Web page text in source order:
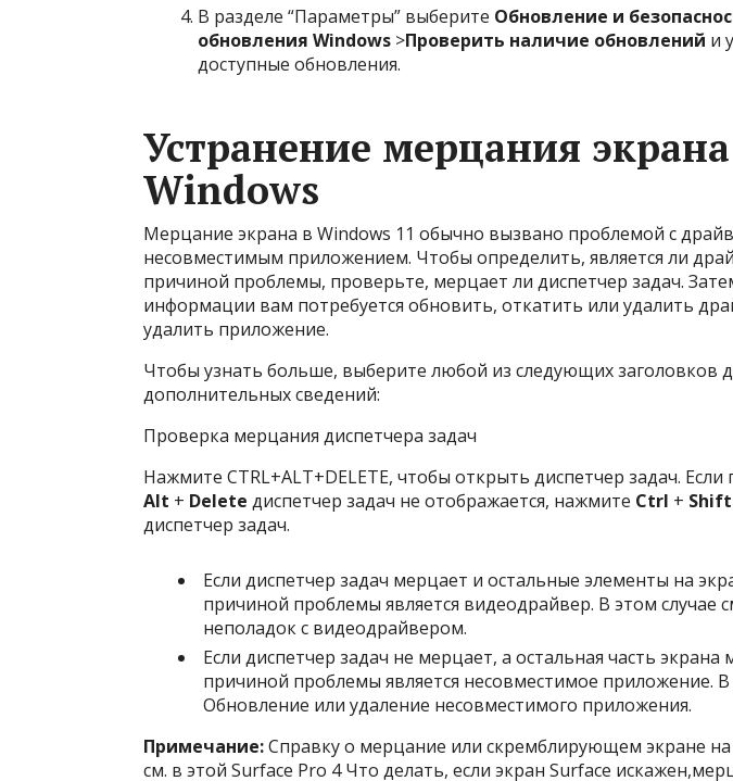
В разделе “Параметры” выберите Обновление и
обновления Windows >Проверить наличие обновлений и
доступные обновления.
Устранение мерцания
Windows
Мерцание экрана в Windows 11 обычно вызвано проблемой с
несовместимым приложением. Чтобы определить, является ли
причиной проблемы, проверьте, мерцает ли диспетчер задач.
информации вам потребуется обновить, откатить или удалить
удалить приложение.
Чтобы узнать больше, выберите любой из следующих заголовков
дополнительных сведений:
Проверка мерцания диспетчера задач
Нажмите CTRL+ALT+DELETE, чтобы открыть диспетчер задач. Если
Alt + Delete диспетчер задач не отображается, нажмите Ctrl + Shift
диспетчер задач.
Если диспетчер задач мерцает и остальные элементы на
причиной проблемы является видеодрайвер. В этом случае
неполадок с видеодрайвером.
Если диспетчер задач не мерцает, а остальная часть
причиной проблемы является несовместимое приложение. В
Обновление или удаление несовместимого приложения.
Примечание:Справку о мерцание или скремблирующем экране на
см. в этой Surface Pro 4 Что делать, если экран Surface